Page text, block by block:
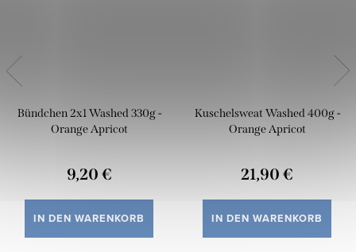
Bündchen 2x1 Washed 330g -
Orange Apricot
9,20 €
IN DEN WARENKORB
Kuschelsweat Washed 400g -
Orange Apricot
21,90 €
IN DEN WARENKORB